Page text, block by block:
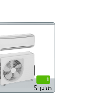
1
מזגן S